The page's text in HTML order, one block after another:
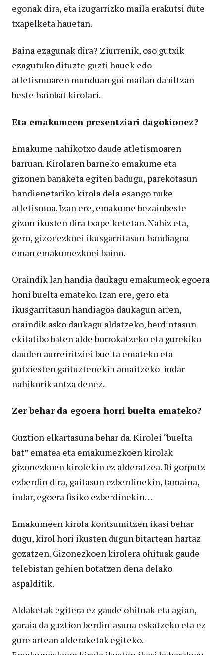
egonak dira, eta izugarrizko maila erakutsi dute
txapelketa hauetan.
Baina ezagunak dira? Ziurrenik, oso gutxik
ezagutuko dituzte guzti hauek edo
atletismoaren munduan goi mailan dabiltzan
beste hainbat kirolari.
Eta emakumeen presentziari dagokionez?
Emakume nahikotxo daude atletismoaren
barruan. Kirolaren barneko emakume eta
gizonen banaketa egiten badugu, parekotasun
handienetariko kirola dela esango nuke
atletismoa. Izan ere, emakume bezainbeste
gizon ikusten dira txapelketetan. Nahiz eta,
gero, gizonezkoei ikusgarritasun handiagoa
eman emakumezkoei baino.
Oraindik lan handia daukagu emakumeok egoera
honi buelta emateko. Izan ere, gero eta
ikusgarritasun handiagoa daukagun arren,
oraindik asko daukagu aldatzeko, berdintasun
ekitatibo baten alde borrokatzeko eta gurekiko
dauden aurreiritziei buelta emateko eta
gutxiesten gaituztenekin amaitzeko indar
nahikorik antza denez.
Zer behar da egoera horri buelta emateko?
Guztion elkartasuna behar da. Kirolei “buelta
bat” ematea eta emakumezkoen kirolak
gizonezkoen kirolekin ez alderatzea. Bi gorputz
ezberdin dira, gaitasun ezberdinekin, tamaina,
indar, egoera fisiko ezberdinekin…
Emakumeen kirola kontsumitzen ikasi behar
dugu, kirol hori ikusten dugun bitartean hartaz
gozatzen. Gizonezkoen kirolera ohituak gaude
telebistan gehien botatzen dena delako
aspalditik.
Aldaketak egitera ez gaude ohituak eta agian,
garaia da guztion berdintasuna eskatzeko eta ez
gure artean alderaketak egiteko.